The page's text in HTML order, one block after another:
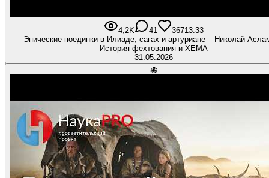
4,2K 41 36713:33
Эпические поединки в Илиаде, сагах и артуриане – Николай
История фехтования и ХЕМА
31.05.2026
🐙